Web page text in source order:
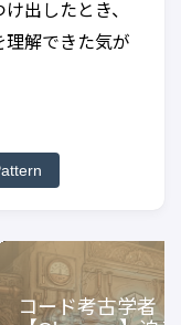
出したとき、
理解できた気が
コード考古学者